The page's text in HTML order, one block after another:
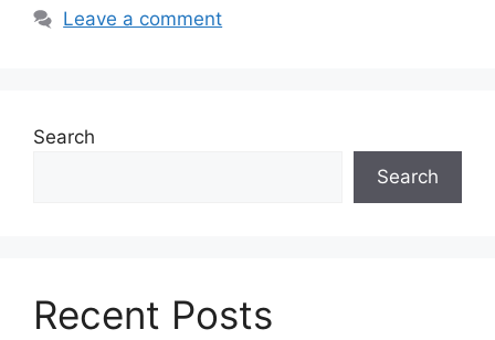
Leave a comment
Search
Search
Recent Posts